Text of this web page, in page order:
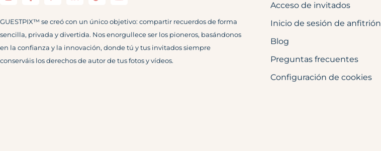
GUESTPIX™ se creó con un único objetivo: compartir recuerdos de forma
sencilla, privada y divertida. Nos enorgullece ser los pioneros, basándonos
en la confianza y la innovación, donde tú y tus invitados siempre
conserváis los derechos de autor de tus fotos y vídeos.
Acceso de invitados
Inicio de sesión de anfitrión
Blog
Preguntas frecuentes
Configuración de cookies